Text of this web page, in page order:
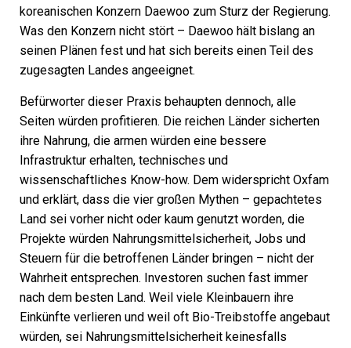
koreanischen Konzern Daewoo zum Sturz der Regierung.
Was den Konzern nicht stört – Daewoo hält bislang an
seinen Plänen fest und hat sich bereits einen Teil des
zugesagten Landes angeeignet.
Befürworter dieser Praxis behaupten dennoch, alle
Seiten würden profitieren. Die reichen Länder sicherten
ihre Nahrung, die armen würden eine bessere
Infrastruktur erhalten, technisches und
wissenschaftliches Know-how. Dem widerspricht Oxfam
und erklärt, dass die vier großen Mythen – gepachtetes
Land sei vorher nicht oder kaum genutzt worden, die
Projekte würden Nahrungsmittelsicherheit, Jobs und
Steuern für die betroffenen Länder bringen – nicht der
Wahrheit entsprechen. Investoren suchen fast immer
nach dem besten Land. Weil viele Kleinbauern ihre
Einkünfte verlieren und weil oft Bio-Treibstoffe angebaut
würden, sei Nahrungsmittelsicherheit keinesfalls